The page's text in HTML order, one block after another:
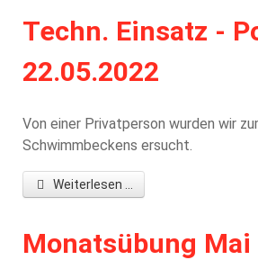
Techn. Einsatz -
22.05.2022
Von einer Privatperson wurden wir
Schwimmbeckens ersucht.
Weiterlesen ...
Monatsübung Mai